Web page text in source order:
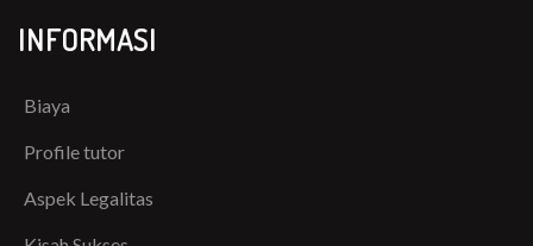
INFORMASI
Biaya
Profile tutor
Aspek Legalitas